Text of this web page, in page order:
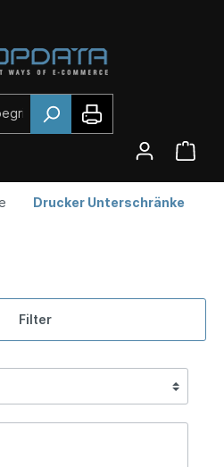
Drucker Unterschränke
Filter